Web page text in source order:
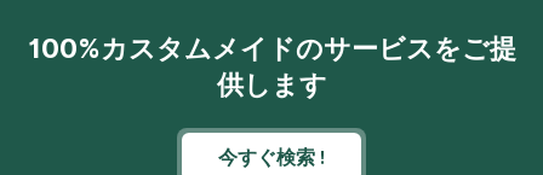
100%カスタムメイドのサービスをご提
供します
今すぐ検索 !